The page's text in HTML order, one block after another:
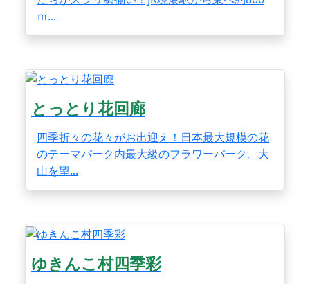
ｍ...
とっとり花回廊
四季折々の花々がお出迎え！日本最大規模の花
のテーマパーク内最大級のフラワーパーク。大
山を望...
ゆきんこ村四季彩